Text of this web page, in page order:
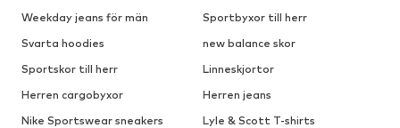
Weekday jeans för män
Sportbyxor till herr
Svarta hoodies
new balance skor
Sportskor till herr
Linneskjortor
Herren cargobyxor
Herren jeans
Nike Sportswear sneakers
Lyle & Scott T-shirts